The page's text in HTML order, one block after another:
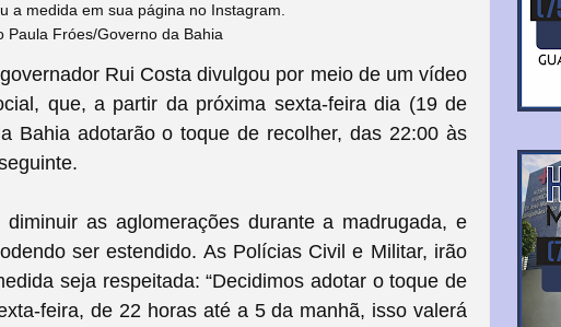
a medida em sua página no Instagram.
Paula Fróes/Governo da Bahia
Rui Costa divulgou por meio de um vídeo
que, a partir da próxima sexta-feira dia (19 de
Bahia adotarão o toque de recolher, das 22:00 às
as aglomerações durante a madrugada, e
ser estendido. As Polícias Civil e Militar, irão
seja respeitada: “Decidimos adotar o toque de
feira, de 22 horas até a 5 da manhã, isso valerá